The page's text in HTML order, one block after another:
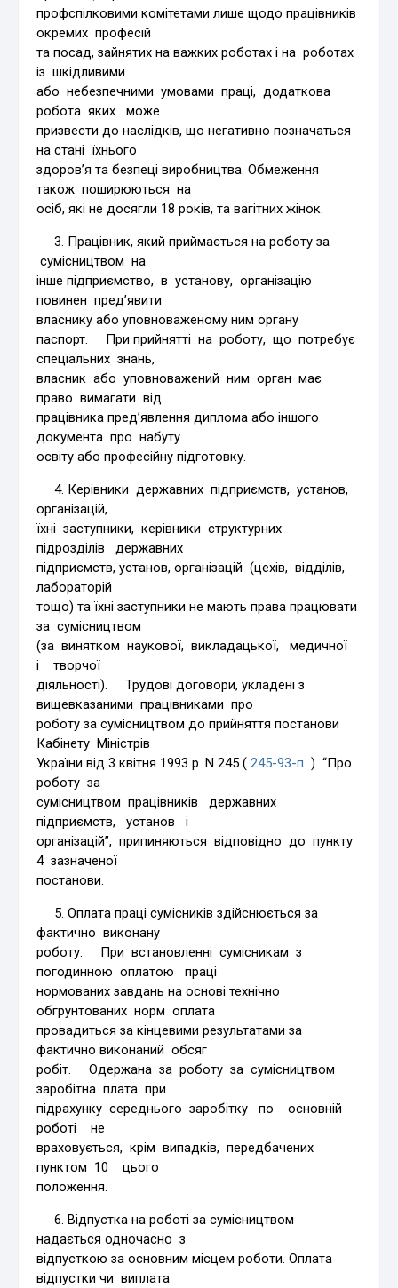
профспілковими комітетами лише щодо працівників
окремих професій
та посад, зайнятих на важких роботах і на роботах
із шкідливими
або небезпечними умовами праці, додаткова
робота яких може
призвести до наслідків, що негативно позначаться
на стані їхнього
здоров’я та безпеці виробництва. Обмеження
також поширюються на
осіб, які не досягли 18 років, та вагітних жінок.
3. Працівник, який приймається на роботу за
сумісництвом на
інше підприємство, в установу, організацію
повинен пред’явити
власнику або уповноваженому ним органу
паспорт. При прийнятті на роботу, що потребує
спеціальних знань,
власник або уповноважений ним орган має
право вимагати від
працівника пред’явлення диплома або іншого
документа про набуту
освіту або професійну підготовку.
4. Керівники державних підприємств, установ,
організацій,
їхні заступники, керівники структурних
підрозділів державних
підприємств, установ, організацій (цехів, відділів,
лабораторій
тощо) та їхні заступники не мають права працювати
за сумісництвом
(за винятком наукової, викладацької, медичної
і творчої
діяльності). Трудові договори, укладені з
вищевказаними працівниками про
роботу за сумісництвом до прийняття постанови
Кабінету Міністрів
України від 3 квітня 1993 р. N 245 (245-93-п ) “Про
роботу за
сумісництвом працівників державних
підприємств, установ і
організацій”, припиняються відповідно до пункту
4 зазначеної
постанови.
5. Оплата праці сумісників здійснюється за
фактично виконану
роботу. При встановленні сумісникам з
погодинною оплатою праці
нормованих завдань на основі технічно
обгрунтованих норм оплата
провадиться за кінцевими результатами за
фактично виконаний обсяг
робіт. Одержана за роботу за сумісництвом
заробітна плата при
підрахунку середнього заробітку по основній
роботі не
враховується, крім випадків, передбачених
пунктом 10 цього
положення.
6. Відпустка на роботі за сумісництвом
надається одночасно з
відпусткою за основним місцем роботи. Оплата
відпустки чи виплата